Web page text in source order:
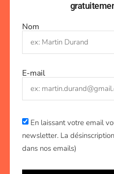
Nom
E-mail
En laissant votre email
newsletter. La
dans nos emails)